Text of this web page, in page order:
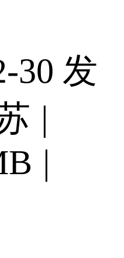
30 发
|
|